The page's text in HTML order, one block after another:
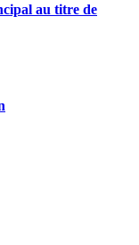
au titre de